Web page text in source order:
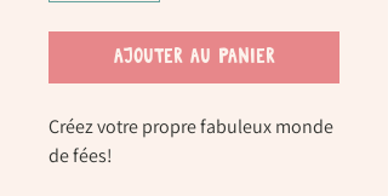
AJOUTER AU PANIER
Créez votre propre fabuleux monde
de fées!